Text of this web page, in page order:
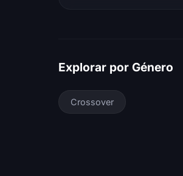
Explorar por Género
Crossover